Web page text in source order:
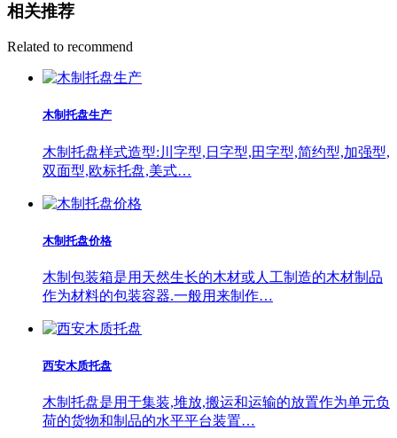
相关推荐
Related to recommend
木制托盘生产
木制托盘样式造型:川字型,日字型,田字型,简约型,加强型,
双面型,欧标托盘,美式…
木制托盘价格
木制包装箱是用天然生长的木材或人工制造的木材制品
作为材料的包装容器.一般用来制作…
西安木质托盘
木制托盘是用于集装,堆放,搬运和运输的放置作为单元负
荷的货物和制品的水平平台装置…